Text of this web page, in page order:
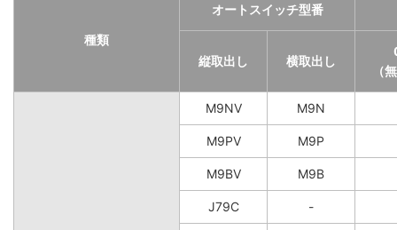
種類
オートスイッチ型番
縦取出し 横取出し
（
M9NV M9N
M9PV M9P
M9BV M9B
J79C -